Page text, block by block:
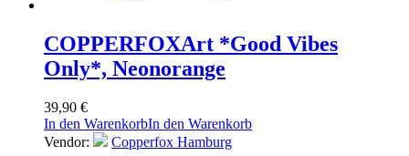
COPPERFOXArt *Good Vibes
Only*, Neonorange
39,90 €
In den WarenkorbIn den Warenkorb
Vendor:
Copperfox Hamburg